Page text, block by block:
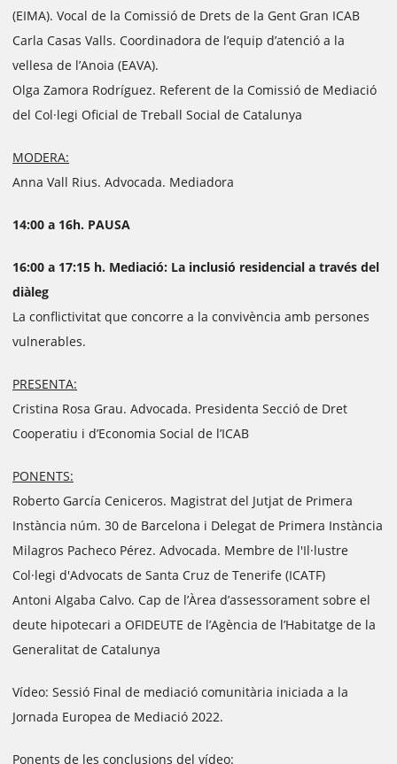
(EIMA). Vocal de la Comissió de Drets de la Gent Gran ICAB
Carla Casas Valls. Coordinadora de l’equip d’atenció a la
vellesa de l’Anoia (EAVA).
Olga Zamora Rodríguez. Referent de la Comissió de Mediació
del Col·legi Oficial de Treball Social de Catalunya
MODERA:
Anna Vall Rius. Advocada. Mediadora
14:00 a 16h. PAUSA
16:00 a 17:15 h. Mediació: La inclusió residencial a través del
diàleg
La conflictivitat que concorre a la convivència amb persones
vulnerables.
PRESENTA:
Cristina Rosa Grau. Advocada. Presidenta Secció de Dret
Cooperatiu i d’Economia Social de l’ICAB
PONENTS:
Roberto García Ceniceros. Magistrat del Jutjat de Primera
Instància núm. 30 de Barcelona i Delegat de Primera Instància
Milagros Pacheco Pérez. Advocada. Membre de l'Il·lustre
Col·legi d'Advocats de Santa Cruz de Tenerife (ICATF)
Antoni Algaba Calvo. Cap de l’Àrea d’assessorament sobre el
deute hipotecari a OFIDEUTE de l’Agència de l’Habitatge de la
Generalitat de Catalunya
Vídeo: Sessió Final de mediació comunitària iniciada a la
Jornada Europea de Mediació 2022.
Ponents de les conclusions del vídeo: